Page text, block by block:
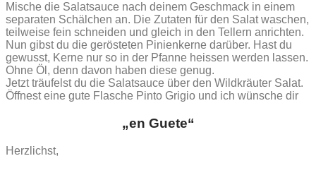
Mische die Salatsauce nach deinem Geschmack in einem
separaten Schälchen an. Die Zutaten für den Salat waschen,
teilweise fein schneiden und gleich in den Tellern anrichten.
Nun gibst du die gerösteten Pinienkerne darüber. Hast du
gewusst, Kerne nur so in der Pfanne heissen werden lassen.
Ohne Öl, denn davon haben diese genug.
Jetzt träufelst du die Salatsauce über den Wildkräuter Salat.
Öffnest eine gute Flasche Pinto Grigio und ich wünsche dir
„en Guete“
Herzlichst,